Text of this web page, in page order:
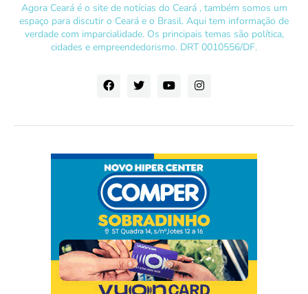
Agora Ceará é o site de notícias do Ceará , também somos um
espaço para discutir o Ceará e o Brasil. Aqui tem informação de
verdade com imparcialidade. Os principais temas são política,
cidades e empreendedorismo. DRT 0010556/DF.